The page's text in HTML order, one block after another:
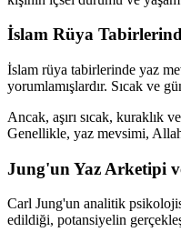
İslam Rüya
İslam rüya tabirlerinde yaz
yorumlamışlardır. Sıcak ve
Ancak, aşırı sıcak, kuraklık
Genellikle, yaz mevsimi,
Jung'un Yaz Arketipi
Carl Jung'un analitik
edildiği, potansiyelin